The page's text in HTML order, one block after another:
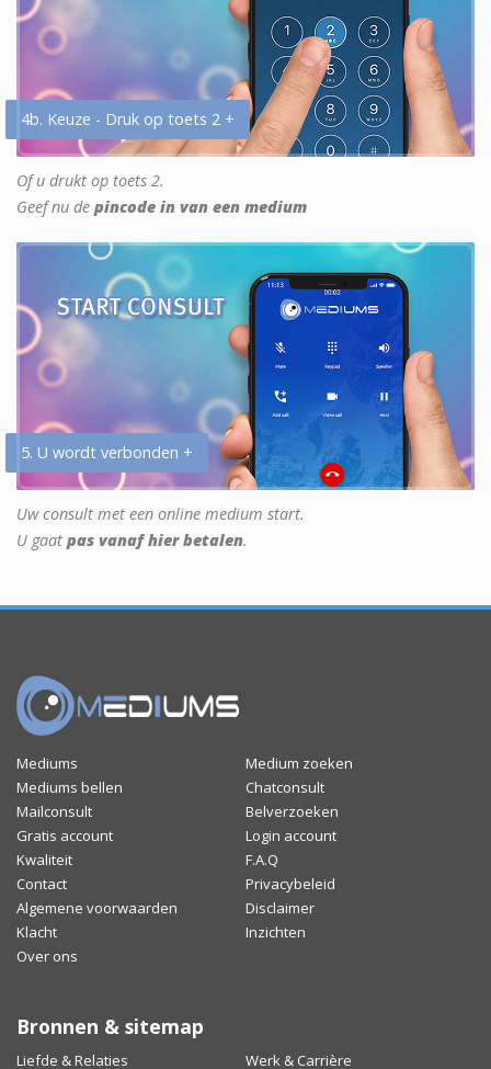
4b. Keuze - Druk op toets 2 +
Of u drukt op toets 2.
Geef nu de pincode in van een medium
5. U wordt verbonden +
Uw consult met een online medium start.
U gaat pas vanaf hier betalen.
Mediums
Medium zoeken
Mediums bellen
Chatconsult
Mailconsult
Belverzoeken
Gratis account
Login account
Kwaliteit
F.A.Q
Contact
Privacybeleid
Algemene voorwaarden
Disclaimer
Klacht
Inzichten
Over ons
Bronnen & sitemap
Liefde & Relaties Werk & Carrière